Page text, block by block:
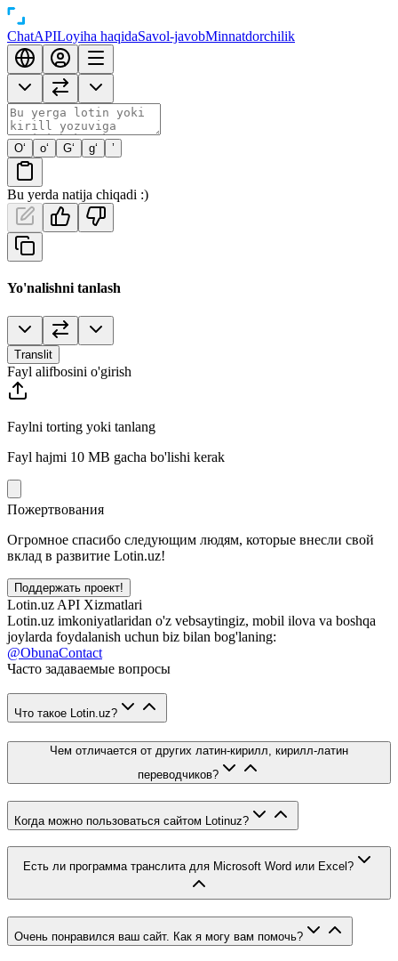
ChatAPILoyiha haqidaSavol-javobMinnatdorchilik
O‘ o‘ G‘ g‘ ’
Bu yerda natija chiqadi :)
Yo'nalishni tanlash
Translit
Fayl alifbosini o'girish
Faylni torting yoki tanlang
Fayl hajmi 10 MB gacha bo'lishi kerak
Пожертвования
Огромное спасибо следующим людям, которые внесли свой
вклад в развитие Lotin.uz!
Поддержать проект!
Lotin.uz API Xizmatlari
Lotin.uz imkoniyatlaridan o'z vebsaytingiz, mobil ilova va boshqa
joylarda foydalanish uchun biz bilan bog'laning:
@ObunaContact
Часто задаваемые вопросы
Что такое Lotin.uz?
Чем отличается от других латин-кирилл, кирилл-латин
переводчиков?
Когда можно пользоваться сайтом Lotinuz?
Есть ли программа транслита для Microsoft Word или Excel?
Очень понравился ваш сайт. Как я могу вам помочь?